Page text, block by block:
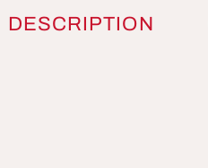
DESCRIPTION